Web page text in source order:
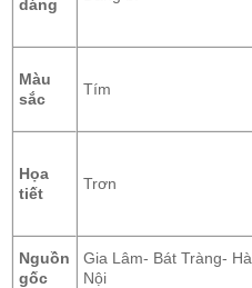
dáng
Màu
sắc
Tím
Họa
tiết
Trơn
Nguồn
gốc
Gia Lâm- Bát Tràng- Hà
Nội